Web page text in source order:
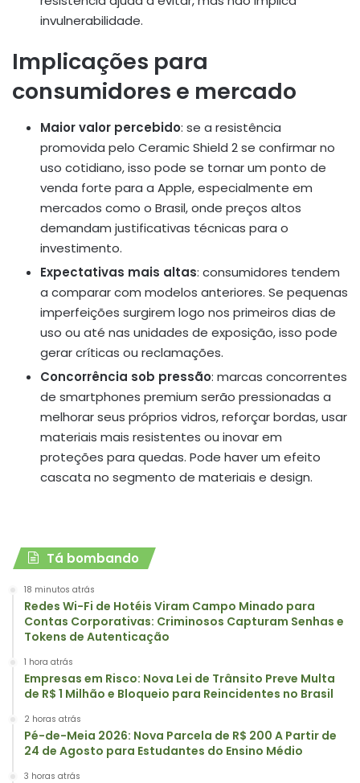
invulnerabilidade.
Implicações para
consumidores e mercado
Maior valor percebido: se a resistência
promovida pelo Ceramic Shield 2 se confirmar no
uso cotidiano, isso pode se tornar um ponto de
venda forte para a Apple, especialmente em
mercados como o Brasil, onde preços altos
demandam justificativas técnicas para o
investimento.
Expectativas mais altas: consumidores tendem
a comparar com modelos anteriores. Se pequenas
imperfeições surgirem logo nos primeiros dias de
uso ou até nas unidades de exposição, isso pode
gerar críticas ou reclamações.
Concorrência sob pressão: marcas concorrentes
de smartphones premium serão pressionadas a
melhorar seus próprios vidros, reforçar bordas, usar
materiais mais resistentes ou inovar em
proteções para quedas. Pode haver um efeito
cascata no segmento de materiais e design.
Tá bombando
18 minutos atrás
Redes Wi-Fi de Hotéis Viram Campo Minado para
Contas Corporativas: Criminosos Capturam Senhas e
Tokens de Autenticação
1 hora atrás
Empresas em Risco: Nova Lei de Trânsito Preve Multa
de R$ 1 Milhão e Bloqueio para Reincidentes no Brasil
2 horas atrás
Pé-de-Meia 2026: Nova Parcela de R$ 200 A Partir de
24 de Agosto para Estudantes do Ensino Médio
3 horas atrás